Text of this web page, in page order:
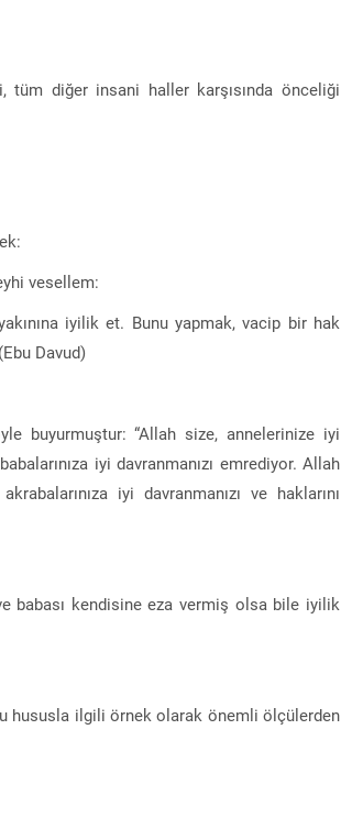
tüm diğer insani haller karşısında önceliği
vesellem:
iyilik et. Bunu yapmak, vacip bir hak
Davud)
buyurmuştur: “Allah size, annelerinize iyi
iyi davranmanızı emrediyor. Allah
iyi davranmanızı ve haklarını
babası kendisine eza vermiş olsa bile iyilik
hususla ilgili örnek olarak önemli ölçülerden